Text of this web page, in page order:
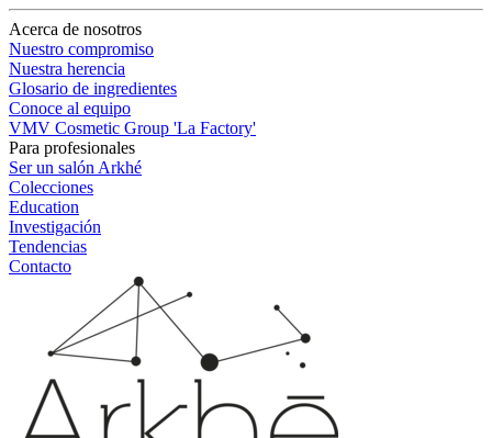
Acerca de nosotros
Nuestro compromiso
Nuestra herencia
Glosario de ingredientes
Conoce al equipo
VMV Cosmetic Group 'La Factory'
Para profesionales
Ser un salón Arkhé
Colecciones
Education
Investigación
Tendencias
Contacto